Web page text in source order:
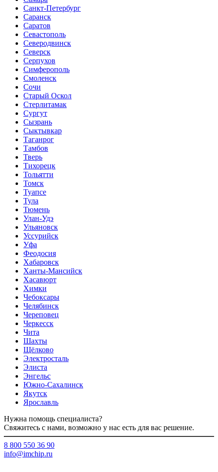
Санкт-Петербург
Саранск
Саратов
Севастополь
Северодвинск
Северск
Серпухов
Симферополь
Смоленск
Сочи
Старый Оскол
Стерлитамак
Сургут
Сызрань
Сыктывкар
Таганрог
Тамбов
Тверь
Тихорецк
Тольятти
Томск
Туапсе
Тула
Тюмень
Улан-Удэ
Ульяновск
Уссурийск
Уфа
Феодосия
Хабаровск
Ханты-Мансийск
Хасавюрт
Химки
Чебоксары
Челябинск
Череповец
Черкесск
Чита
Шахты
Щёлково
Электросталь
Элиста
Энгельс
Южно-Сахалинск
Якутск
Ярославль
Нужна помощь специалиста?
Свяжитесь с нами, возможно у нас есть для вас решение.
8 800 550 36 90
info@imchip.ru